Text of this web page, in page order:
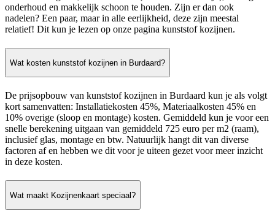
onderhoud en makkelijk schoon te houden. Zijn er dan ook
nadelen? Een paar, maar in alle eerlijkheid, deze zijn meestal
relatief! Dit kun je lezen op onze pagina kunststof kozijnen.
Wat kosten kunststof kozijnen in Burdaard?
De prijsopbouw van kunststof kozijnen in Burdaard kun je als volgt
kort samenvatten: Installatiekosten 45%, Materiaalkosten 45% en
10% overige (sloop en montage) kosten. Gemiddeld kun je voor een
snelle berekening uitgaan van gemiddeld 725 euro per m2 (raam),
inclusief glas, montage en btw. Natuurlijk hangt dit van diverse
factoren af en hebben we dit voor je uiteen gezet voor meer inzicht
in deze kosten.
Wat maakt Kozijnenkaart speciaal?